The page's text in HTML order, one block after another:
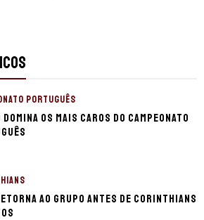
PORTUGUÊS
os mais caros do Campeonato
ao grupo antes de Corinthians